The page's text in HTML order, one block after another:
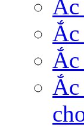
Ắc
Ắc
Ắc